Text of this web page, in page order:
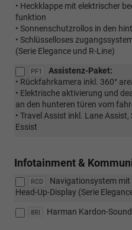
• Heckklappe mit elektrischer
funktion
• Sonnenschutzrollos in den
• Schlüsselloses
(Serie Elegance und R-Line)
PF1
Assistenz-Paket:
• Rückfahrkamera inkl. 360°
• Elektrische aktivierung und
an den hunteren türen vom
• Travel Assist inkl. Lane
Essist
Infotainment &
RCD
Navigationsystem mit
Head-Up-Display (Serie
8RI Harman Kardon-